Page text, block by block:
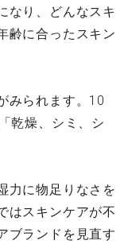
なり、どんなスキ
齢に合ったスキン
みられます。10
乾燥、シミ、シ
力に物足りなさを
はスキンケアが不
ブランドを見直す